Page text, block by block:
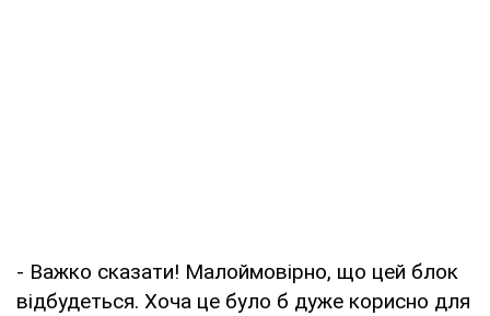
- Важко сказати! Малоймовірно, що цей блок
відбудеться. Хоча це було б дуже корисно для